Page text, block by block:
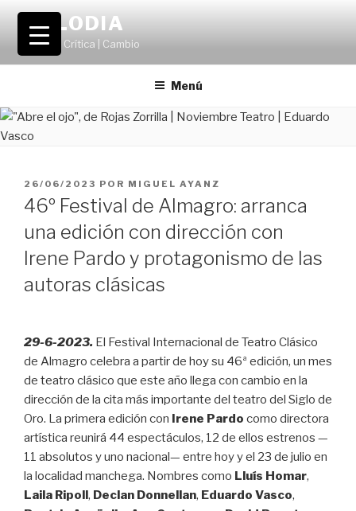
Saltar
contenido
VOLODIA
Teatro | Crítica | Cambio
Menú
PUBLICADO
EL
26/06/2023 POR MIGUEL AYANZ
46º Festival de Almagro: arranca
una edición con dirección con
Irene Pardo y protagonismo de las
autoras clásicas
29-6-2023. El Festival Internacional de Teatro Clásico
de Almagro celebra a partir de hoy su 46ª edición, un mes
de teatro clásico que este año llega con cambio en la
dirección de la cita más importante del teatro del Siglo de
Oro. La primera edición con Irene Pardo como directora
artística reunirá 44 espectáculos, 12 de ellos estrenos —
11 absolutos y uno nacional— entre hoy y el 23 de julio en
la localidad manchega. Nombres como Lluís Homar,
Laila Ripoll, Declan Donnellan, Eduardo Vasco,